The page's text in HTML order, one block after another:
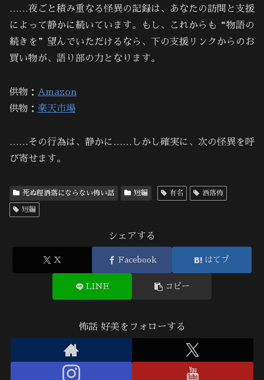
……夜ごと積み重なる怪異の記録は、あなたの訪問と支援
によって静かに続いています。もし、これからも“物語の
続きを”望んでいただけるなら、下の支援リンクからのお
買い物が、語り部の力となります。
供物： Amazon
供物： 楽天市場
……その行為は、静かに……しかし確実に、次の怪異を呼
び寄せます。
死ぬ程洒落にならない怖い話 短編 有名 洒落怖
短編
シェアする
X Facebook はてブ
LINE コピー
怖話 好美をフォローする